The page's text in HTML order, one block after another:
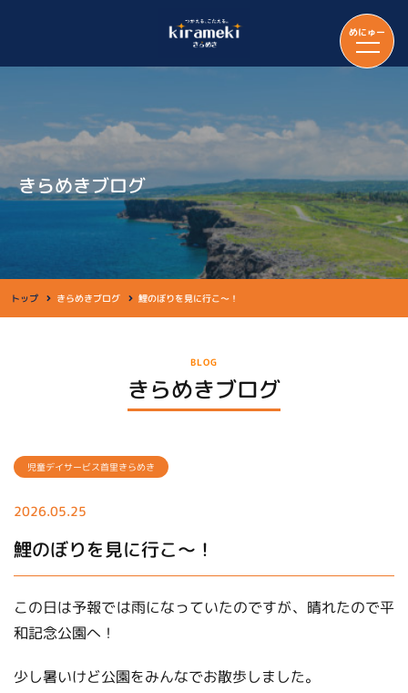
めにゅー
きらめきブログ
トップ きらめきブログ 鯉のぼりを見に行こ～！
BLOG
きらめきブログ
児童デイサービス首里きらめき
2026.05.25
鯉のぼりを見に行こ～！
この日は予報では雨になっていたのですが、晴れたので平
和記念公園へ！
少し暑いけど公園をみんなでお散歩しました。